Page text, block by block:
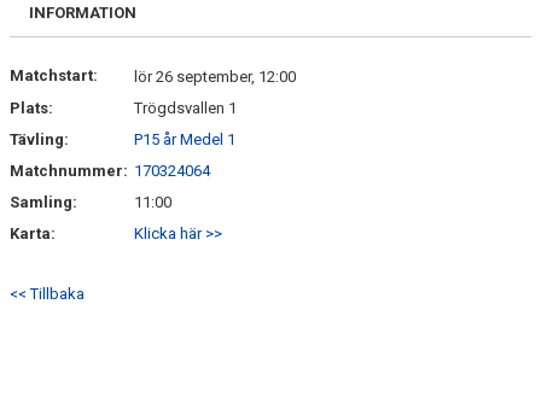
INFORMATION
Matchstart:
lör 26 september, 12:00
Plats:
Trögdsvallen 1
Tävling:
P15 år Medel 1
Matchnummer: 170324064
Samling:
11:00
Karta:
Klicka här >>
<< Tillbaka